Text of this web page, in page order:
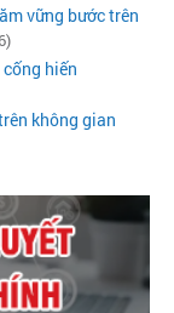
vững bước trên
hiến
không gian